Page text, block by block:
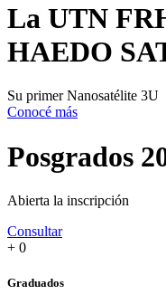
La UTN
HAEDO
Su primer Nanosatélite 3U
Conocé más
Posgrados
Abierta la inscripción
Consultar
+ 0
Graduados